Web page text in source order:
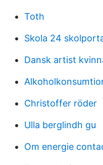
Toth
Skola 24
Dansk artist
Christoffer röder
Ulla berglindh gu
Om energie